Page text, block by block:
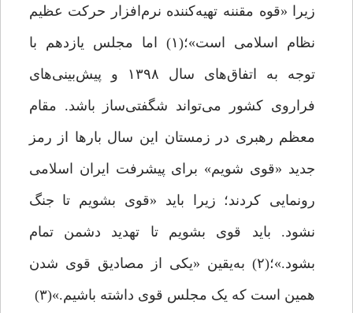
زیرا «قوه‌ مقننه تهیه‌کننده‌ نرم‌افزار حرکت عظیم
نظام اسلامی است»؛(۱) اما مجلس یازدهم با
توجه به اتفاق‌های سال ۱۳۹۸ و پیش‌بینی‌های
فراروی کشور می‌تواند شگفتی‌ساز باشد. مقام
معظم رهبری در زمستان این سال بارها از رمز
جدید «قوی شویم» برای پیشرفت ایران اسلامی
رونمایی کردند؛ زیرا باید «قوی بشویم تا جنگ
نشود. باید قوی بشویم تا تهدید دشمن تمام
بشود.»؛(۲) به‌یقین «یکی از مصادیق قوی شدن
همین است که یک مجلس قوی داشته باشیم.»(۳)